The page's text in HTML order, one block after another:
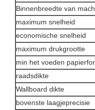
Binnenbreedte van
maximum snelheid
economische snelheid
maximum drukgrootte
min het voeden
raadsdikte
Wallboard dikte
bovenste laagjeprecisie